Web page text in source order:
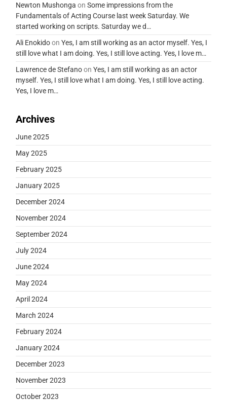
Newton Mushonga onSome impressions from the
Fundamentals of Acting Course last week Saturday. We
started working on scripts. Saturday we d…
Ali EnokidoonYes, I am still working as an actor myself. Yes, I
still love what I am doing. Yes, I still love acting. Yes, I love m…
Lawrence de StefanoonYes, I am still working as an actor
myself. Yes, I still love what I am doing. Yes, I still love acting.
Yes, I love m…
Archives
June 2025
May 2025
February 2025
January 2025
December 2024
November 2024
September 2024
July 2024
June 2024
May 2024
April 2024
March 2024
February 2024
January 2024
December 2023
November 2023
October 2023